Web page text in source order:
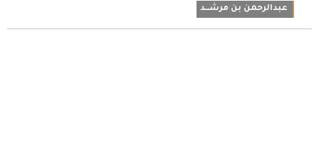
عبدالرحمن بن مرشـــد